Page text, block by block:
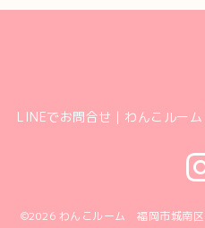
LINEでお問合せ｜わんこルー
©2026 わんこルーム 福岡市城南